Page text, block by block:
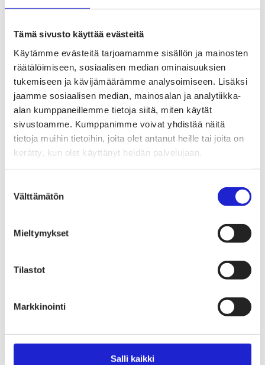
Tämä sivusto käyttää evästeitä
Käytämme evästeitä tarjoamamme sisällön ja mainosten
räätälöimiseen, sosiaalisen median ominaisuuksien
tukemiseen ja kävijämäärämme analysoimiseen. Lisäksi
jaamme sosiaalisen median, mainosalan ja analytiikka-
alan kumppaneillemme tietoja siitä, miten käytät
sivustoamme. Kumppanimme voivat yhdistää näitä
tietoja muihin tietoihin, joita olet antanut heille tai joita on
kerätty, kun olet käyttänyt heidän palvelujaan.
valinta
Välttämätön
Mieltymykset
Tilastot
Markkinointi
Salli kaikki
Digitaalinen tuotepassi
Kannanotot ja lausunnot
Pikamuodin rajoittaminen
Vaikuttajaryhmät jäsenyrityksille
Työelämä-vaikuttajaryhmä
Yritysvastuu, kiertotalous ja toimivat markkinat -
vaikuttajaryhmä
Kansainvälinen liiketoiminta ja rahoitus -
vaikuttajaryhmä
Julkiset hankinnat ja huoltovarmuus -
vaikuttajaryhmä
Kestävä tuotepolitiikka​ -vaikuttajaryhmä
Tule jäseneksi
Liiton hallitus
Tilastoja Suomen Tekstiili & Muoti ry:stä ja sen
Tietosuojaseloste
Alan yritykset Suomessa – tutustu jäseniimme